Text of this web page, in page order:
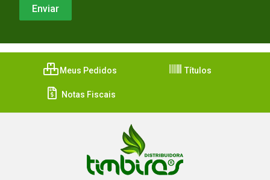
Meus Pedidos Títulos
Notas Fiscais